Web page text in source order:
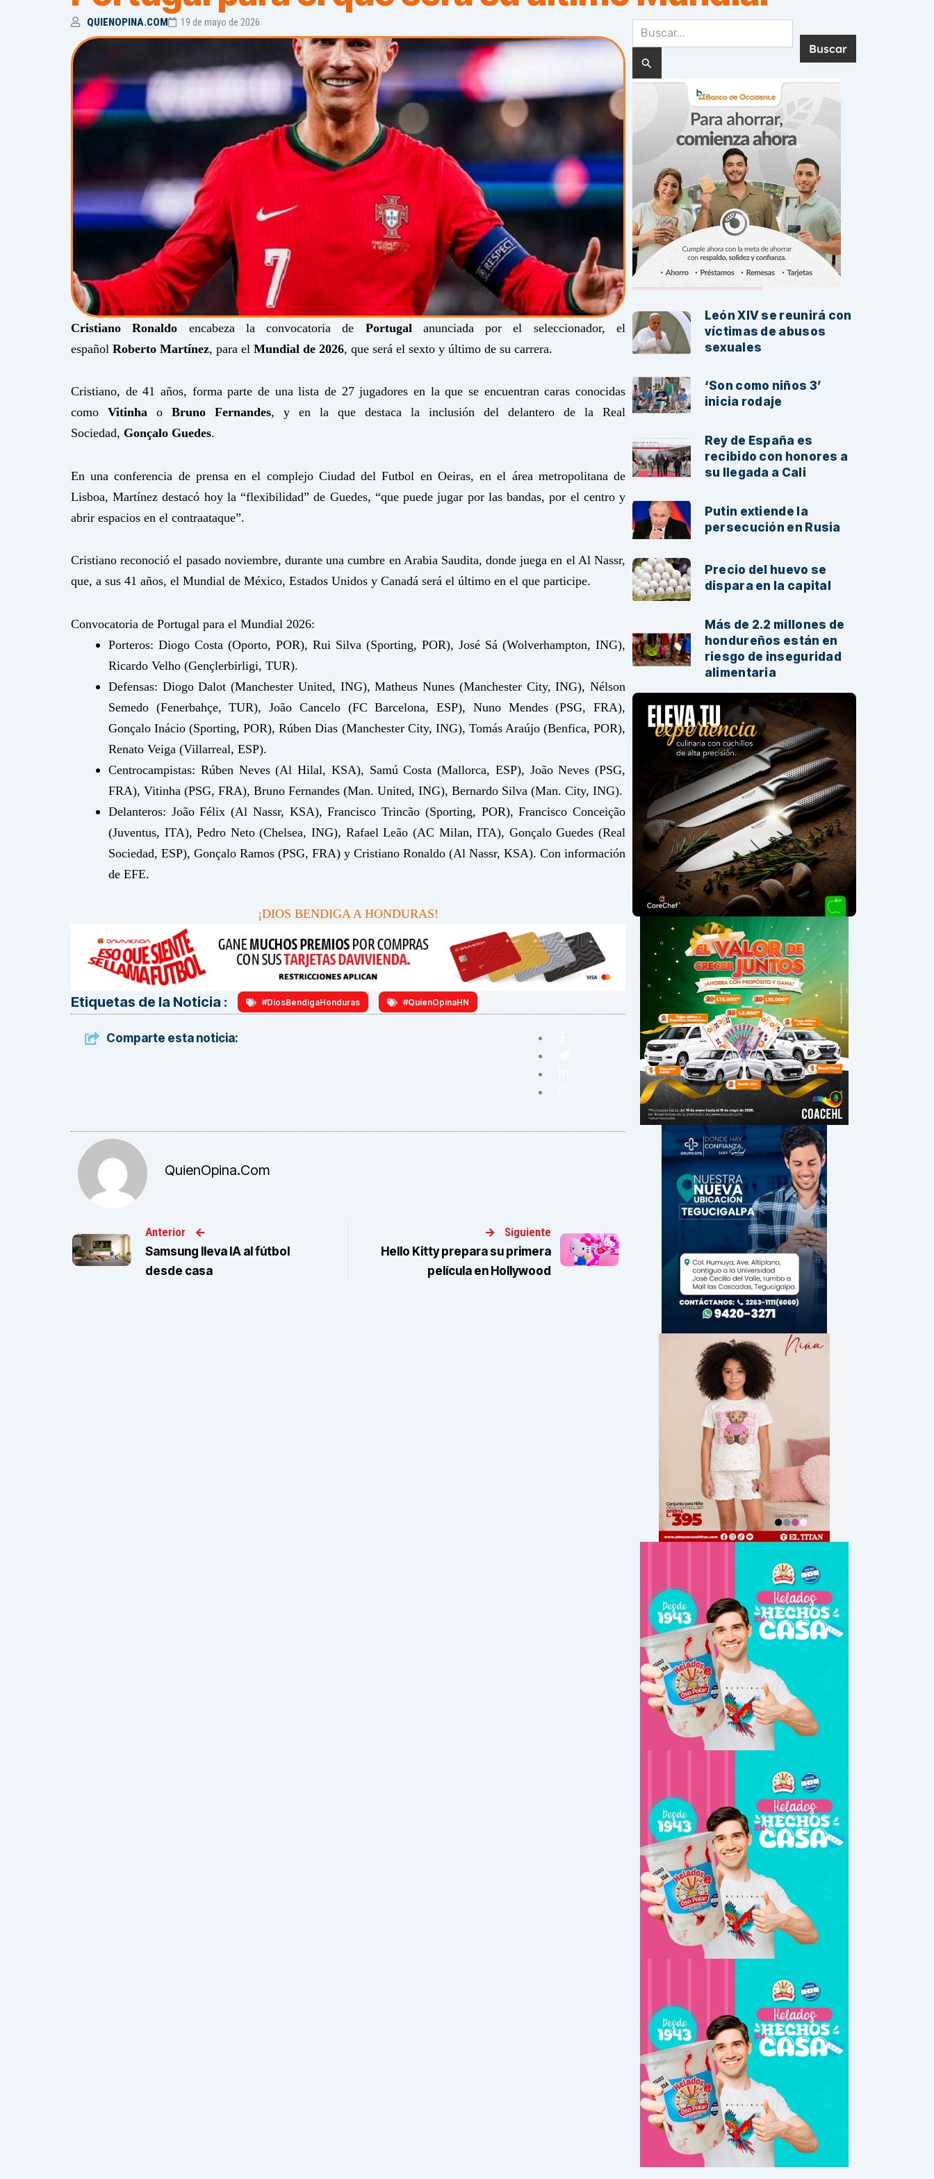
QUIENOPINA.COM 19 de mayo de 2026
Cristiano Ronaldo encabeza la convocatoria de Portugal anunciada por el seleccionador, el
español Roberto Martínez, para el Mundial de 2026, que será el sexto y último de su carrera.
Cristiano, de 41 años, forma parte de una lista de 27 jugadores en la que se encuentran caras conocidas
como Vitinha o Bruno Fernandes, y en la que destaca la inclusión del delantero de la Real
Sociedad, Gonçalo Guedes.
En una conferencia de prensa en el complejo Ciudad del Futbol en Oeiras, en el área metropolitana de
Lisboa, Martínez destacó hoy la “flexibilidad” de Guedes, “que puede jugar por las bandas, por el centro y
abrir espacios en el contraataque”.
Cristiano reconoció el pasado noviembre, durante una cumbre en Arabia Saudita, donde juega en el Al Nassr,
que, a sus 41 años, el Mundial de México, Estados Unidos y Canadá será el último en el que participe.
Convocatoria de Portugal para el Mundial 2026:
Porteros: Diogo Costa (Oporto, POR), Rui Silva (Sporting, POR), José Sá (Wolverhampton, ING),
Ricardo Velho (Gençlerbirligi, TUR).
Defensas: Diogo Dalot (Manchester United, ING), Matheus Nunes (Manchester City, ING), Nélson
Semedo (Fenerbahçe, TUR), João Cancelo (FC Barcelona, ESP), Nuno Mendes (PSG, FRA),
Gonçalo Inácio (Sporting, POR), Rúben Dias (Manchester City, ING), Tomás Araújo (Benfica, POR),
Renato Veiga (Villarreal, ESP).
Centrocampistas: Rúben Neves (Al Hilal, KSA), Samú Costa (Mallorca, ESP), João Neves (PSG,
FRA), Vitinha (PSG, FRA), Bruno Fernandes (Man. United, ING), Bernardo Silva (Man. City, ING).
Delanteros: João Félix (Al Nassr, KSA), Francisco Trincão (Sporting, POR), Francisco Conceição
(Juventus, ITA), Pedro Neto (Chelsea, ING), Rafael Leão (AC Milan, ITA), Gonçalo Guedes (Real
Sociedad, ESP), Gonçalo Ramos (PSG, FRA) y Cristiano Ronaldo (Al Nassr, KSA). Con información
de EFE.
¡DIOS BENDIGA A HONDURAS!
Etiquetas de la Noticia : #DiosBendigaHonduras #QuienOpinaHN
Comparte esta noticia:
QuienOpina.com
Anterior
Samsung lleva IA al fútbol
desde casa
Siguiente
Hello Kitty prepara su primera
película en Hollywood
por:
Noticias Recientes:
León XIV se reunirá con
víctimas de abusos
sexuales
‘Son como niños 3’
inicia rodaje
Rey de España es
recibido con honores a
su llegada a Cali
Putin extiende la
persecución en Rusia
Precio del huevo se
dispara en la capital
Más de 2.2 millones de
hondureños están en
riesgo de inseguridad
alimentaria